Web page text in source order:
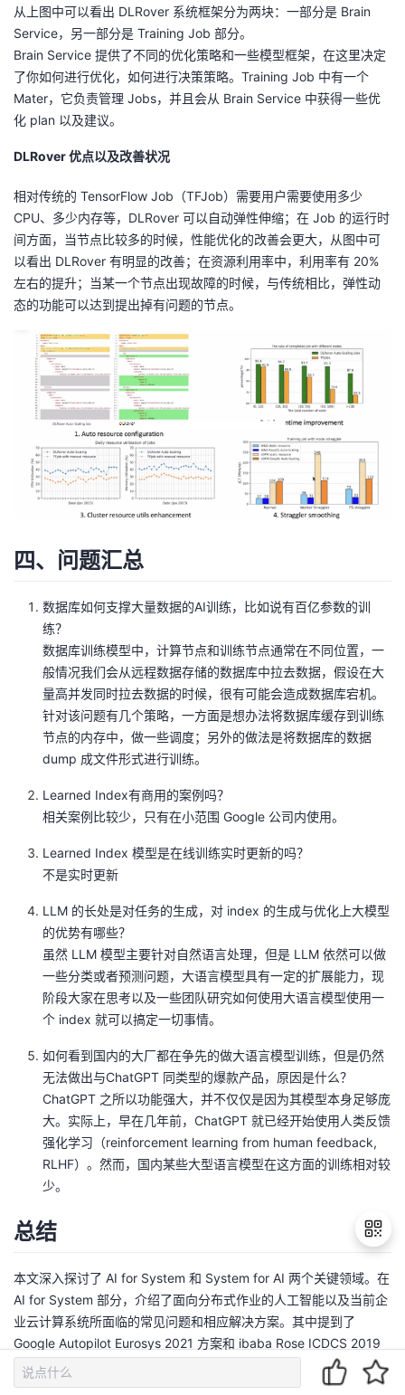
从上图中可以看出 DLRover 系统框架分为两块：一部分是 Brain
Service，另一部分是 Training Job 部分。
Brain Service 提供了不同的优化策略和一些模型框架，在这里决定
了你如何进行优化，如何进行决策策略。Training Job 中有一个
Mater，它负责管理 Jobs，并且会从 Brain Service 中获得一些优
化 plan 以及建议。
DLRover 优点以及改善状况
相对传统的 TensorFlow Job（TFJob）需要用户需要使用多少
CPU、多少内存等，DLRover 可以自动弹性伸缩；在 Job 的运行时
间方面，当节点比较多的时候，性能优化的改善会更大，从图中可
以看出 DLRover 有明显的改善；在资源利用率中，利用率有 20%
左右的提升；当某一个节点出现故障的时候，与传统相比，弹性动
态的功能可以达到提出掉有问题的节点。
四、问题汇总
数据库如何支撑大量数据的AI训练，比如说有百亿参数的训
练？
数据库训练模型中，计算节点和训练节点通常在不同位置，一
般情况我们会从远程数据存储的数据库中拉去数据，假设在大
量高并发同时拉去数据的时候，很有可能会造成数据库宕机。
针对该问题有几个策略，一方面是想办法将数据库缓存到训练
节点的内存中，做一些调度；另外的做法是将数据库的数据
dump 成文件形式进行训练。
Learned Index有商用的案例吗？
相关案例比较少，只有在小范围 Google 公司内使用。
Learned Index 模型是在线训练实时更新的吗？
不是实时更新
LLM 的长处是对任务的生成，对 index 的生成与优化上大模型
的优势有哪些？
虽然 LLM 模型主要针对自然语言处理，但是 LLM 依然可以做
一些分类或者预测问题，大语言模型具有一定的扩展能力，现
阶段大家在思考以及一些团队研究如何使用大语言模型使用一
个 index 就可以搞定一切事情。
如何看到国内的大厂都在争先的做大语言模型训练，但是仍然
无法做出与ChatGPT 同类型的爆款产品，原因是什么？
ChatGPT 之所以功能强大，并不仅仅是因为其模型本身足够庞
大。实际上，早在几年前，ChatGPT 就已经开始使用人类反馈
强化学习（reinforcement learning from human feedback,
RLHF）。然而，国内某些大型语言模型在这方面的训练相对较
少。
总结
本文深入探讨了 AI for System 和 System for AI 两个关键领域。在
AI for System 部分，介绍了面向分布式作业的人工智能以及当前企
业云计算系统所面临的常见问题和相应解决方案。其中提到了
Google Autopilot Eurosys 2021 方案和 ibaba Rose ICDCS 2019
方案作为解决痛点的示例。还介绍了优化框架 COUGAR 的架构，并
给出了流处理作业（Flink）优化和深度学习任务配置的案例。在 AI